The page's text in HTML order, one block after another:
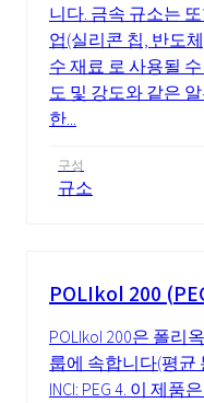
니다. 금속 규소는
업(실리콘 칩, 반도
수 재료 로 사용될
도 및 강도와 같은
한...
구성
규소
POLIkol 200
POLIkol 200은 폴리
룹에 속합니다(평균
INCI: PEG 4. 이 제품